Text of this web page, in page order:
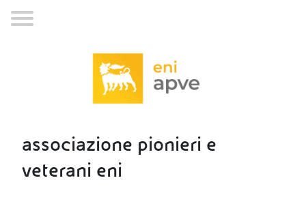
associazione pionieri e
veterani eni